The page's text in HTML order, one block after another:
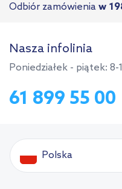
Odbiór zamówienia w
Nasza infolinia
Poniedziałek - piątek: 8-
61 899 55 00
Polska